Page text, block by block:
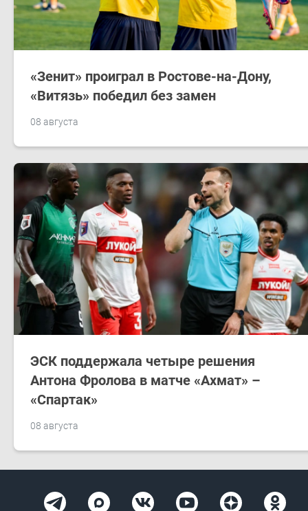
08 августа
«Зенит» проиграл в Ростове-на-Дону,
«Витязь» победил без замен
08 августа
ЭСК поддержала четыре решения
Антона Фролова в матче «Ахмат» –
«Спартак»